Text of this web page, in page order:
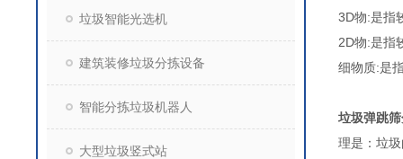
垃圾智能光选机
建筑装修垃圾分拣设备
智能分拣垃圾机器人
大型垃圾竖式站
3D物:是指
2D物:是指
细
垃圾弹跳
理是：垃